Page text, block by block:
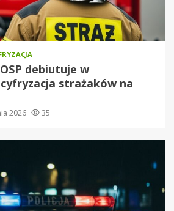
debiutuje w
strażaków na
2026 35